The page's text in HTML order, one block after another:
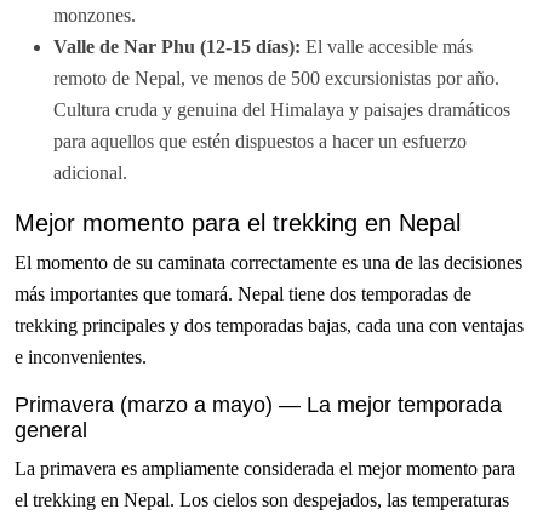
monzones.
Valle de Nar Phu (12-15 días): El valle accesible más
remoto de Nepal, ve menos de 500 excursionistas por año.
Cultura cruda y genuina del Himalaya y paisajes dramáticos
para aquellos que estén dispuestos a hacer un esfuerzo
adicional.
Mejor momento para el trekking en Nepal
El momento de su caminata correctamente es una de las decisiones
más importantes que tomará. Nepal tiene dos temporadas de
trekking principales y dos temporadas bajas, cada una con ventajas
e inconvenientes.
Primavera (marzo a mayo) — La mejor temporada
general
La primavera es ampliamente considerada el mejor momento para
el trekking en Nepal. Los cielos son despejados, las temperaturas